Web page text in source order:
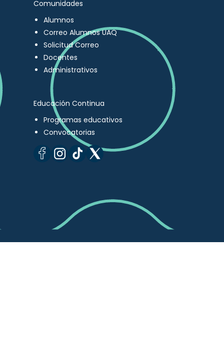
Comunidades
Alumnos
Correo Alumnos UAQ
Solicitud Correo
Docentes
Administrativos
Educación Continua
Programas educativos
Convocatorias